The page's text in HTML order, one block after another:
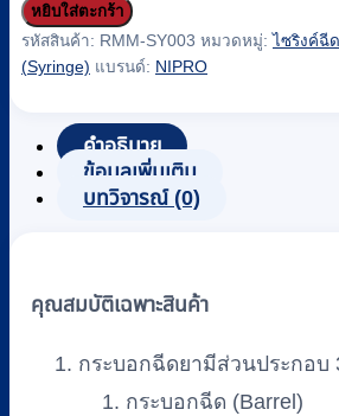
ไซ
ริงค์
(Syringe)
แบบ
ไม่มี
เข็ม
(100
กล่อง)
(GAMMA)
หยิบใส่ตะกร้า
รหัสสินค้า: RMM-SY003 หมวดหมู่:ไซริงค์ฉี
(Syringe) แบรนด์: NIPRO
คำอธิบาย
ข้อมูลเพิ่มเติม
บทวิจารณ์ (0)
คุณสมบัติเฉพาะสินค้า
กระบอกฉีดยามีส่วนประกอบ
กระบอกฉีด (Barrel)